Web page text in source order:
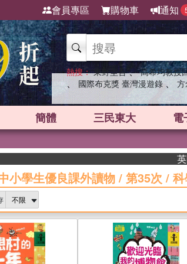
會員專區 購物車 通知
熱搜： 東野圭吾 、 高希均教授
、 國際布克獎 臺灣漫遊錄 、
簡體 三民東大 電
英國出版界
小學生優良課外讀物 / 第35次 /